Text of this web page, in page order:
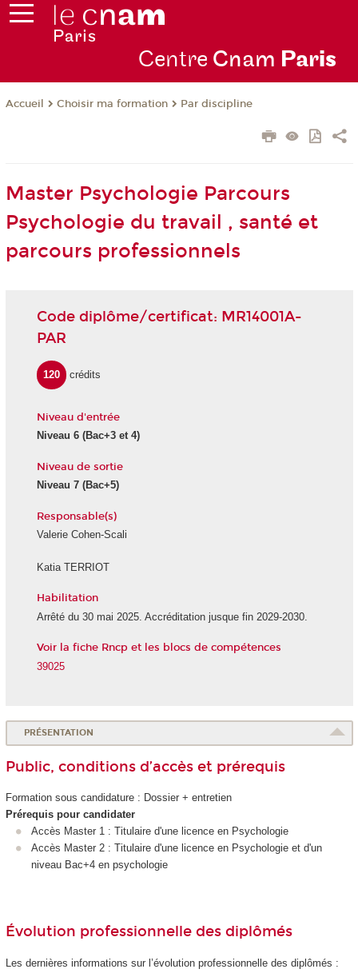
Centre Cnam Paris
Accueil Choisir ma formation Par discipline
Master Psychologie Parcours
Psychologie du travail , santé et
parcours professionnels
Code diplôme/certificat: MR14001A-
PAR
120 crédits
Niveau d'entrée
Niveau 6(Bac+3 et 4)
Niveau de sortie
Niveau 7(Bac+5)
Responsable(s)
Valerie Cohen-Scali
Katia TERRIOT
Habilitation
Arrêté du 30 mai 2025. Accréditation jusque fin 2029-2030.
Voir la fiche Rncp et les blocs de compétences
39025
PRÉSENTATION
Public, conditions d’accès et prérequis
Formation sous candidature : Dossier + entretien
Prérequis pour candidater
Accès Master 1 : Titulaire d'une licence en Psychologie
Accès Master 2 : Titulaire d'une licence en Psychologie et d'un
niveau Bac+4 en psychologie
Évolution professionnelle des diplômés
Les dernières informations sur l’évolution professionnelle des diplômés :